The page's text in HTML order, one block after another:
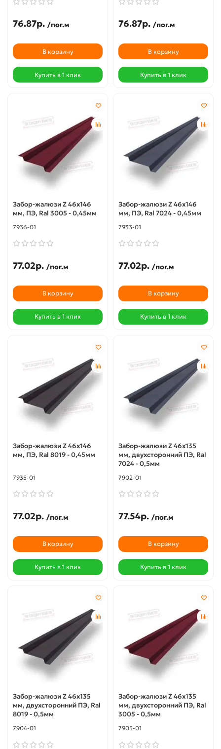
76.87р. /пог.м
В корзину
Купить в 1 клик
76.87р. /пог.м
В корзину
Купить в 1 клик
Забор-жалюзи Z 46х146
мм, ПЭ, Ral 3005 - 0,45мм
7936-01
77.02р. /пог.м
В корзину
Купить в 1 клик
Забор-жалюзи Z 46х146
мм, ПЭ, Ral 7024 - 0,45мм
7933-01
77.02р. /пог.м
В корзину
Купить в 1 клик
Забор-жалюзи Z 46х146
мм, ПЭ, Ral 8019 - 0,45мм
7935-01
77.02р. /пог.м
В корзину
Купить в 1 клик
Забор-жалюзи Z 46х135
мм, двухсторонний ПЭ, Ral
7024 - 0,5мм
7902-01
77.54р. /пог.м
В корзину
Купить в 1 клик
Забор-жалюзи Z 46х135
мм, двухсторонний ПЭ, Ral
8019 - 0,5мм
7904-01
Забор-жалюзи Z 46х135
мм, двухсторонний ПЭ, Ral
3005 - 0,5мм
7905-01